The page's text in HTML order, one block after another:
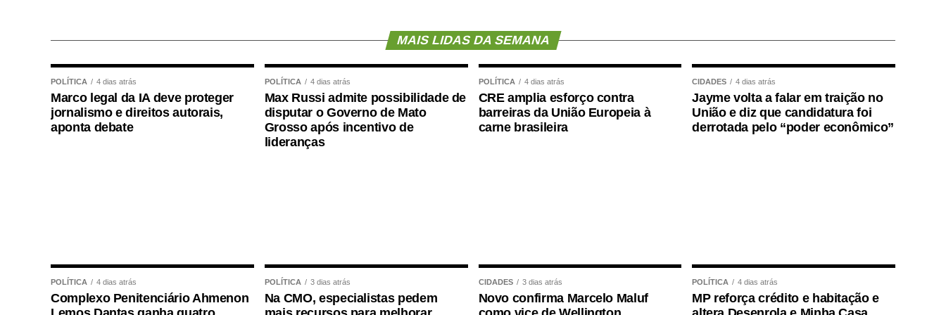
de concursos realizados com responsabilidade, transparência e igualdade de oportunidades
COMENTE ABAIXO:
MAIS LIDAS DA SEMANA
POLÍTICA 4 dias atrás
Marco legal da IA deve proteger
jornalismo e direitos autorais,
aponta debate
POLÍTICA 4 dias atrás
Max Russi admite possibilidade de
disputar o Governo de Mato
Grosso após incentivo de
lideranças
POLÍTICA 4 dias atrás
CRE amplia esforço contra
barreiras da União Europeia à
carne brasileira
CIDADES 4 dias atrás
Jayme volta a falar em traição no
União e diz que candidatura foi
derrotada pelo “poder econômico”
POLÍTICA 4 dias atrás
Complexo Penitenciário Ahmenon
POLÍTICA 3 dias atrás
Na CMO, especialistas pedem
CIDADES 3 dias atrás
Novo confirma Marcelo Maluf
POLÍTICA 4 dias atrás
MP reforça crédito e habitação e